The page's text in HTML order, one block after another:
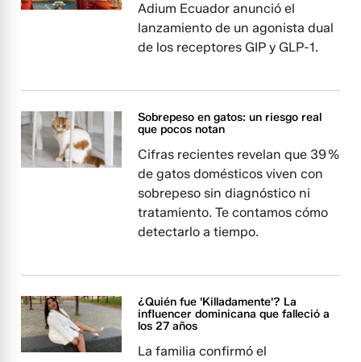
Adium Ecuador anunció el
lanzamiento de un agonista dual
de los receptores GIP y GLP-1.
Sobrepeso en gatos: un riesgo real
que pocos notan
Cifras recientes revelan que 39 %
de gatos domésticos viven con
sobrepeso sin diagnóstico ni
tratamiento. Te contamos cómo
detectarlo a tiempo.
¿Quién fue 'Killadamente'? La
influencer dominicana que falleció a
los 27 años
La familia confirmó el